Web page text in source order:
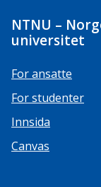
NTNU –
universitet
For ansatte
For studenter
Innsida
Canvas